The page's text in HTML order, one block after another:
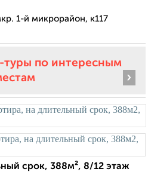
1-й микрорайон, к117
туры по интересным
›
срок, 388м², 8/12 этаж